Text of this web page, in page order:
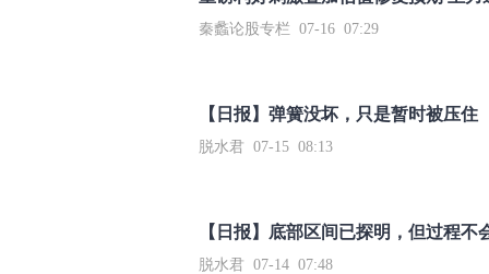
秦蠡论股专栏 07-16 07:29
【日报】弹簧没坏，只是暂时被压住
脱水君 07-15 08:13
【日报】底部区间已探明，但过程不
脱水君 07-14 07:48